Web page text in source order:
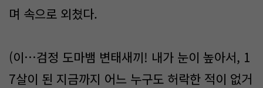
며 속으로 외쳤다.
(이…검정 도마뱀 변태새끼! 내가 눈이 높아서, 1
7살이 된 지금까지 어느 누구도 허락한 적이 없거